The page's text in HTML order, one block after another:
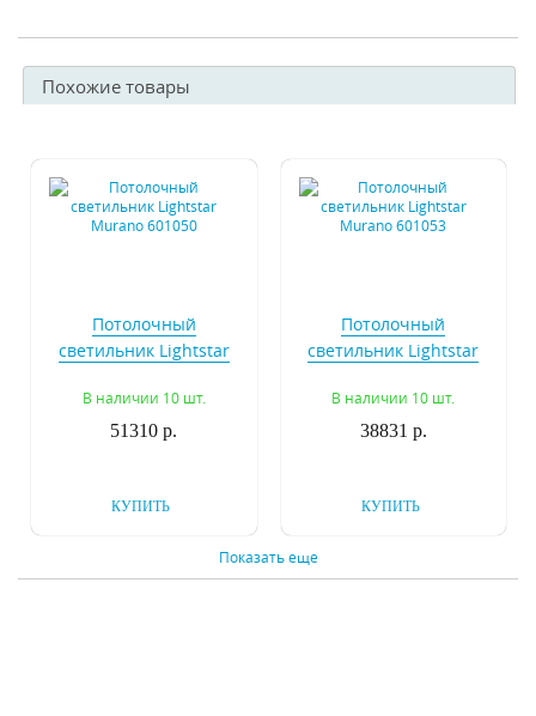
Похожие товары
Потолочный
светильник Lightstar
В наличии 10 шт.
51310 р.
КУПИТЬ
Потолочный
светильник Lightstar
В наличии 10 шт.
38831 р.
КУПИТЬ
Показать еще